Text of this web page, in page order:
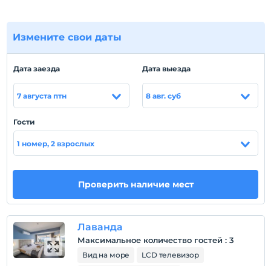
мини-бар, шкаф для одежды, туалетный столик,
санузел, душевая кабина. У нас есть бассейн. Мы
Расположение
Наш объект находится в Анталии Каш.
Показать на
Политики объекта
Зарегистрироваться
Время выезда
До 12:00
Измените свои даты
Дата заезда
7 августа птн
Дата выезда
8 авг. суб
Гости
1 номер, 2 взрослых
Проверить наличие мест
Лаванда
Максимальное количество гостей : 3
Вид на море
LCD телевизор